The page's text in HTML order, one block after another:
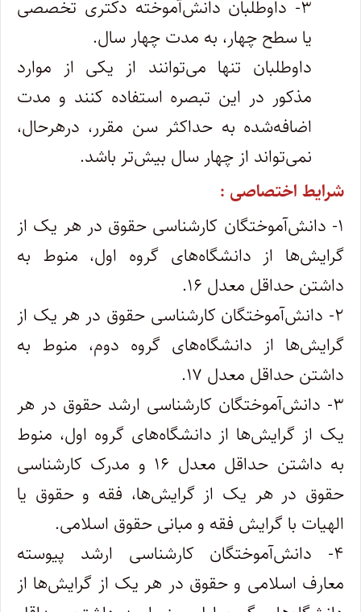
۳- داوطلبان دانش‌آموخته دکتری تخصصی
یا سطح چهار، به مدت چهار سال.
داوطلبان تنها می‌توانند از یکی از موارد
مذکور در این تبصره استفاده کنند و مدت
اضافه‌شده به حداکثر سن مقرر، درهرحال،
نمی‌تواند از چهار سال بیش‌تر باشد.
شرایط اختصاصی :
۱- دانش‌آموختگان کارشناسی حقوق در هر یک از
گرایش‌ها از دانشگاه‌های گروه اول، منوط به
داشتن حداقل معدل ۱۶.
۲- دانش‌آموختگان کارشناسی حقوق در هر یک از
گرایش‌ها از دانشگاه‌های گروه دوم، منوط به
داشتن حداقل معدل ۱۷.
۳- دانش‌آموختگان کارشناسی ارشد حقوق در هر
یک از گرایش‌ها از دانشگاه‌های گروه اول، منوط
به داشتن حداقل معدل ۱۶ و مدرک کارشناسی
حقوق در هر یک از گرایش‌ها، فقه و حقوق یا
الهیات با گرایش فقه و مبانی حقوق اسلامی.
۴- دانش‌آموختگان کارشناسی ارشد پیوسته
معارف اسلامی و حقوق در هر یک از گرایش‌ها از